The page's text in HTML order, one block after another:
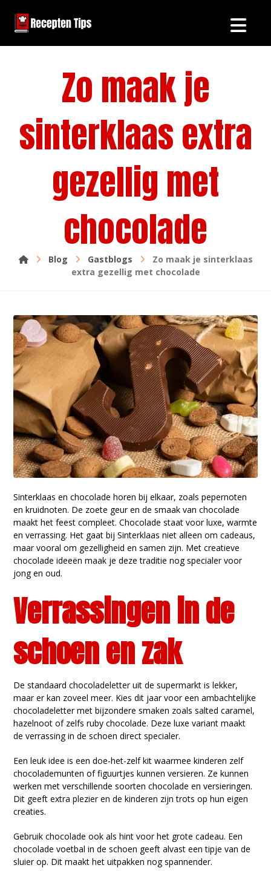
Zo maak je
sinterklaas extra
gezellig met
chocolade
Blog Gastblogs
Zo maak je sinterklaas
extra gezellig met chocolade
Sinterklaas en chocolade horen bij elkaar, zoals pepernoten
en kruidnoten. De zoete geur en de smaak van chocolade
maakt het feest compleet. Chocolade staat voor luxe, warmte
en verrassing. Het gaat bij Sinterklaas niet alleen om cadeaus,
maar vooral om gezelligheid en samen zijn. Met creatieve
chocolade ideeën maak je deze traditie nog specialer voor
jong en oud.
Verrassingen in de
schoen en zak
De standaard chocoladeletter uit de supermarkt is lekker,
maar er kan zoveel meer. Kies dit jaar voor een ambachtelijke
chocoladeletter met bijzondere smaken zoals salted caramel,
hazelnoot of zelfs ruby chocolade. Deze luxe variant maakt
de verrassing in de schoen direct specialer.
Een leuk idee is een doe-het-zelf kit waarmee kinderen zelf
chocolademunten of figuurtjes kunnen versieren. Ze kunnen
werken met verschillende soorten chocolade en versieringen.
Dit geeft extra plezier en de kinderen zijn trots op hun eigen
creaties.
Gebruik chocolade ook als hint voor het grote cadeau. Een
chocolade voetbal in de schoen geeft alvast een tipje van de
sluier op. Dit maakt het uitpakken nog spannender.